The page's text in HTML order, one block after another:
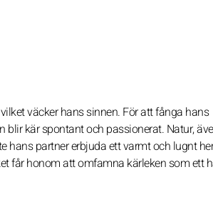
väcker hans sinnen. För att fånga hans
kär spontant och passionerat. Natur,
hans partner erbjuda ett varmt och lugnt
får honom att omfamna kärleken som ett